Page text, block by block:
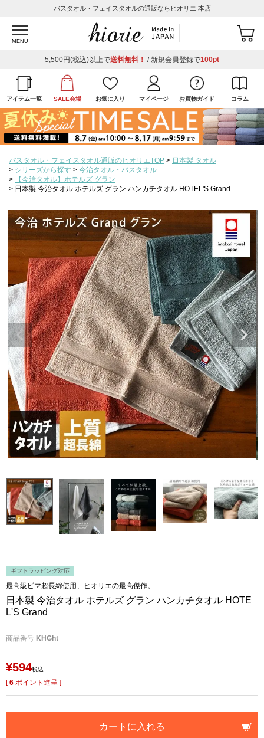
バスタオル・フェイスタオルの通販ならヒオリエ 本店
MENU
5,500円(税込)以上で送料無料！ / 新規会員登録で100pt
アイテム一覧 SALE会場 お気に入り マイページ お買物ガイド コラム
バスタオル・フェイスタオル通販のヒオリエTOP
日本製 タオル
シリーズから探す
今治タオル・バスタオル
【今治タオル】ホテルズ グラン
日本製 今治タオル ホテルズ グラン ハンカチタオル HOTEL'S Grand
ギフトラッピング対応
最高級ピマ超長綿使用、ヒオリエの最高傑作。
日本製 今治タオル ホテルズ グラン ハンカチタオル HOTE
L'S Grand
商品番号 KHGht
¥594税込
[6 ポイント進呈 ]
カートに入れる